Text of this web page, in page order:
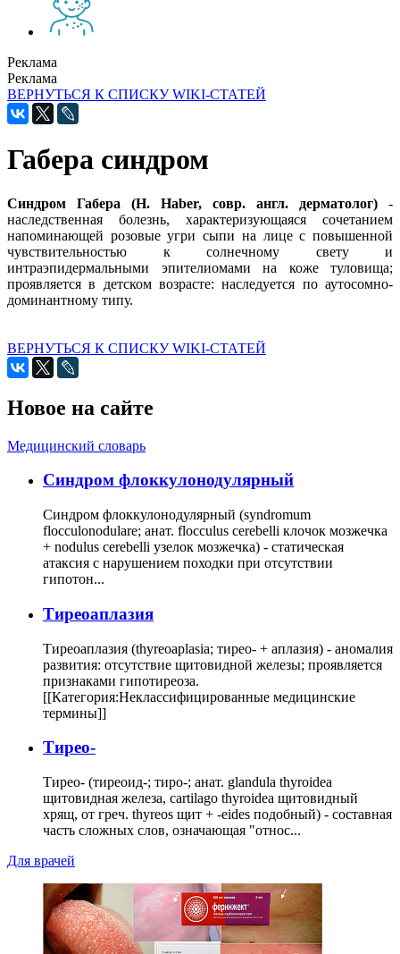
Реклама
Реклама
ВЕРНУТЬСЯ К СПИСКУ WIKI-СТАТЕЙ
Габера синдром
Синдром Габера (Н. Haber, совр. англ. дерматолог) -
наследственная болезнь, характеризующаяся сочетанием
напоминающей розовые угри сыпи на лице с повышенной
чувствительностью к солнечному свету и
интраэпидермальными эпителиомами на коже туловища;
проявляется в детском возрасте: наследуется по аутосомно-
доминантному типу.
ВЕРНУТЬСЯ К СПИСКУ WIKI-СТАТЕЙ
Новое на сайте
Медицинский словарь
Cиндром флоккулонодулярный
Синдром флоккулонодулярный (syndromum
flocculonodulare; анат. flocculus cerebelli клочок мозжечка
+ nodulus cerebelli узелок мозжечка) - статическая
атаксия с нарушением походки при отсутствии
гипотон...
Тиреоаплазия
Тиреоаплазия (thyreoaplasia; тирео- + аплазия) - аномалия
развития: отсутствие щитовидной железы; проявляется
признаками гипотиреоза.
[[Категория:Неклассифицированные медицинские
термины]]
Тирео-
Тирео- (тиреоид-; тиро-; анат. glandula thyroidea
щитовидная железа, cartilago thyroidea щитовидный
хрящ, от греч. thyreos щит + -eides подобный) - составная
часть сложных слов, означающая "относ...
Для врачей